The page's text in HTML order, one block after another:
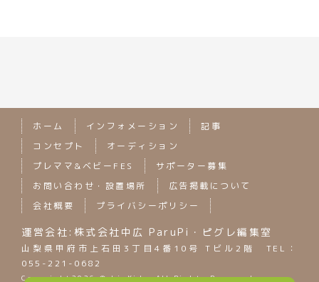
ホーム インフォメーション
記事
コンセプト
オーディション
プレママ&ベビーFES
サポーター募集
お問い合わせ・設置場所
広告掲載について
会社概要
プライバシーポリシー
運営会社:株式会社中広 ParuPi・ピグレ編集室
山梨県甲府市上石田3丁目4番10号 Tビル2階 TEL：
055-221-0682
Copyright2026 © LinKids. All Rights Reserved.